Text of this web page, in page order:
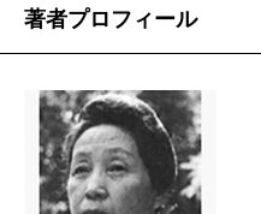
著者プロフィール